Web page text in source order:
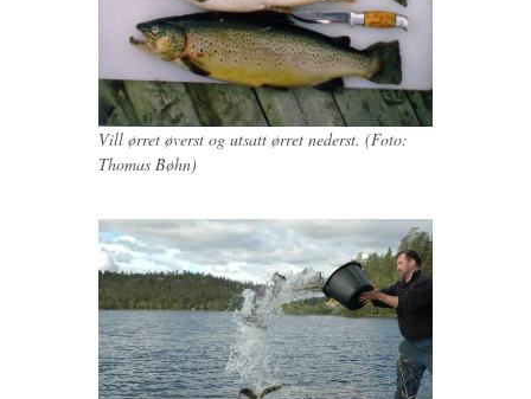
Vill ørret øverst og utsatt ørret nederst. (Foto:
Thomas Bøhn)